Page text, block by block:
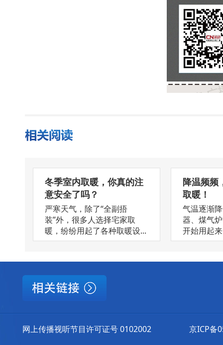
冬季室内取暖，你真的注
意安全了吗？
严寒天气，除了“全副捂
装”外，很多人选择宅家取
暖，纷纷用起了各种取暖设...
降温频频
取暖！
气温逐渐
器、煤气
开始用起
网上传播视听节目许可证号 0102002 京ICP备